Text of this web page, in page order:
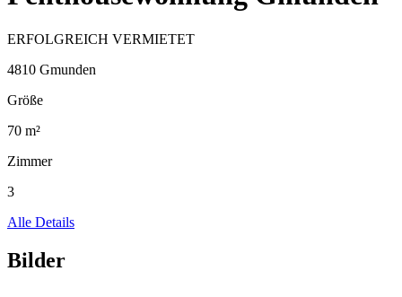
ERFOLGREICH VERMIETET
4810 Gmunden
Größe
70 m²
Zimmer
3
Alle Details
Bilder